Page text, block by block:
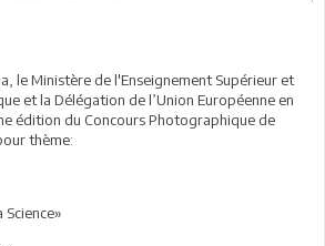
le Ministère de l'Enseignement Supérieur et
et la Délégation de l’Union Européenne en
édition du Concours Photographique de
thème:
Science»